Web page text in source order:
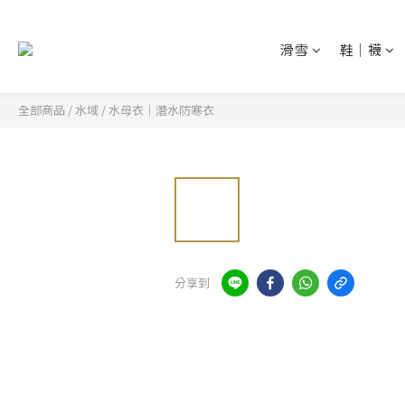
滑雪 鞋│襪
全部商品 / 水域 / 水母衣│潛水防寒衣
分享到